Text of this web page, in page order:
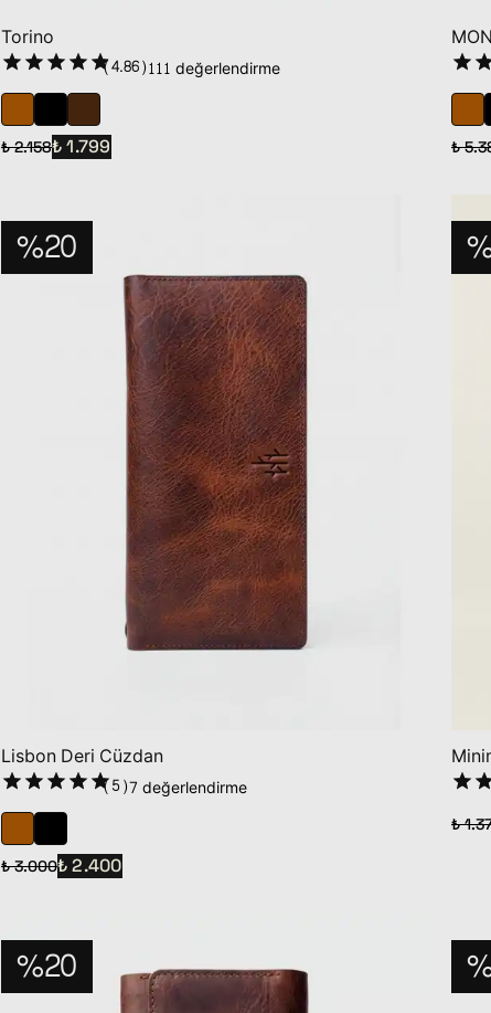
Torino
(4.86)111 değerlendirme
₺ 2.158₺ 1.799 ₺
%20
Lisbon Deri Cüzdan
(5)7 değerlendirme
₺ 3.000₺ 2.400
₺
%20